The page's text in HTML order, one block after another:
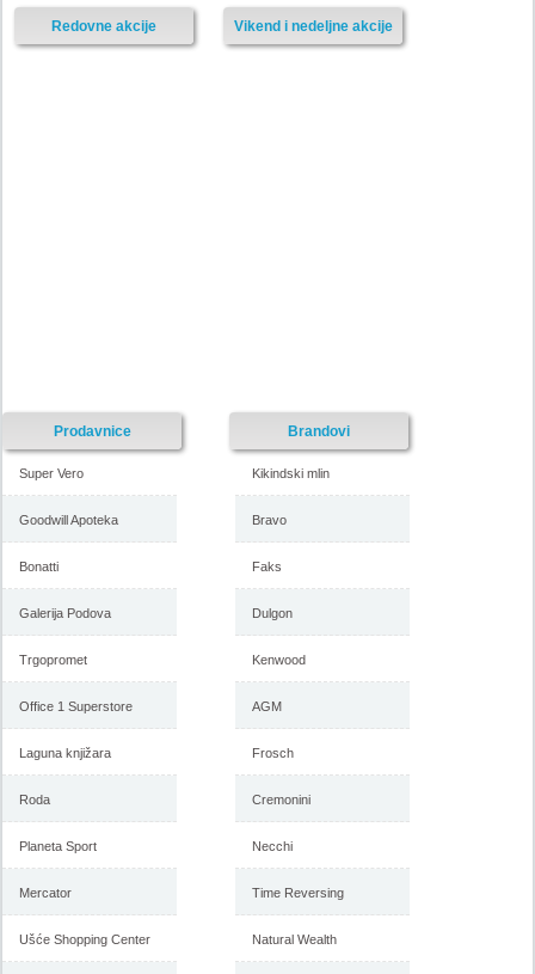
-istekla akcija-
Vikend i nedeljne akcije
Redovne akcije
Prodavnice
Super Vero
Goodwill Apoteka
Bonatti
Galerija Podova
Trgopromet
Office 1 Superstore
Laguna knjižara
Roda
Planeta Sport
Mercator
Ušće Shopping Center
Brandovi
Kikindski mlin
Bravo
Faks
Dulgon
Kenwood
AGM
Frosch
Cremonini
Necchi
Time Reversing
Natural Wealth